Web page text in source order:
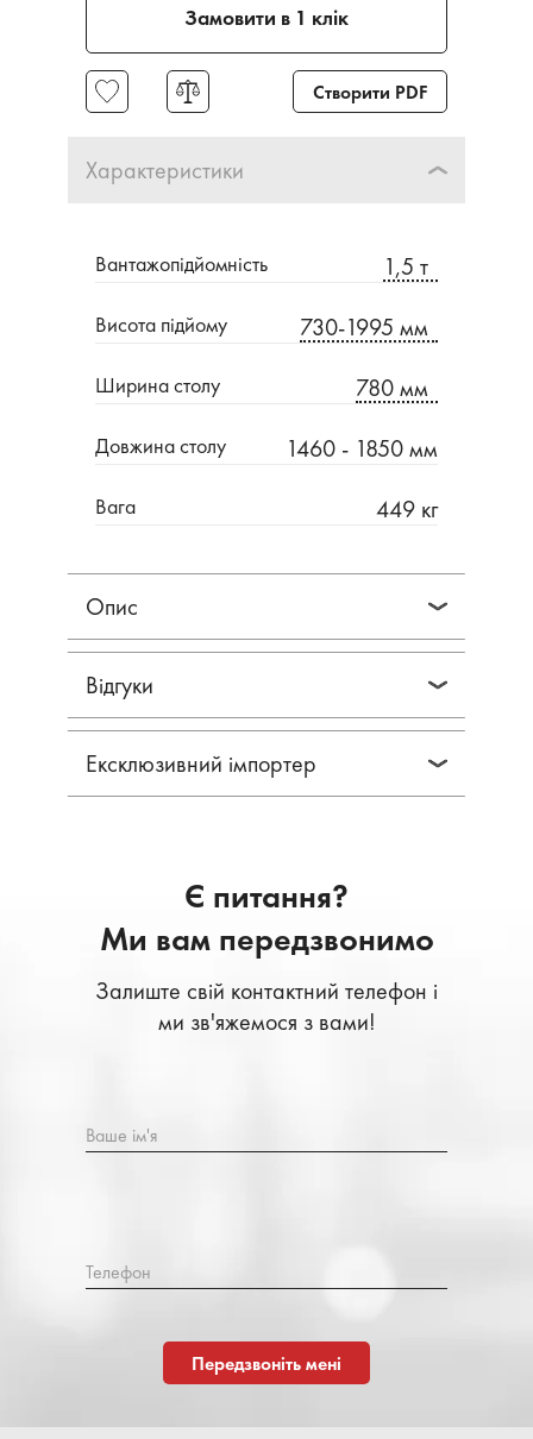
Замовити в 1 клік
Створити PDF
Характеристики
Вантажопідйомність 1,5 т
Висота підйому 730-1995 мм
Ширина столу 780 мм
Довжина столу 1460 - 1850 мм
Вага 449 кг
Опис
Відгуки
Ексклюзивний імпортер
Є питання?
Ми вам передзвонимо
Залиште свій контактний телефон і
ми зв'яжемося з вами!
Ваше ім'я
Телефон
Передзвоніть мені